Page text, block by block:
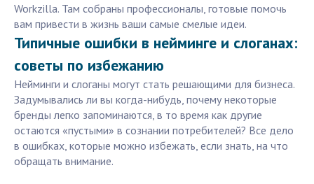
Workzilla. Там собраны профессионалы, готовые помочь
вам привести в жизнь ваши самые смелые идеи.
Типичные ошибки в нейминге и слоганах:
советы по избежанию
Нейминги и слоганы могут стать решающими для бизнеса.
Задумывались ли вы когда-нибудь, почему некоторые
бренды легко запоминаются, в то время как другие
остаются «пустыми» в сознании потребителей? Все дело
в ошибках, которые можно избежать, если знать, на что
обращать внимание.